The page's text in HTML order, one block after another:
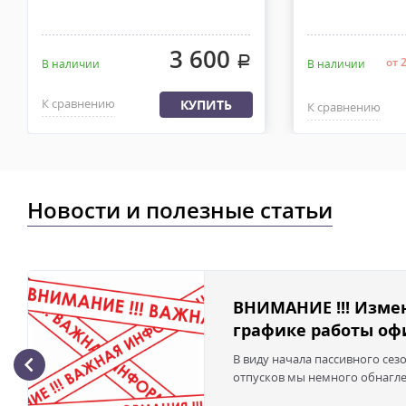
В наличии 3 600 .
К сравнению КУПИТЬ
В наличии от
К сравнению
Новости и полезные статьи
ВНИМАНИЕ !!!
графике работы
В виду начала пассивного
отпусков мы немного